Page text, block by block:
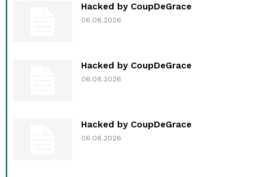
Hacked by CoupDeGrace
06.08.2026
Hacked by CoupDeGrace
06.08.2026
Hacked by CoupDeGrace
06.08.2026